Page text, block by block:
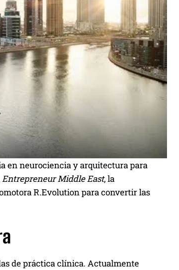
en neurociencia y arquitectura para
Entrepreneur Middle East, la
R.Evolution para convertir las
de práctica clínica. Actualmente